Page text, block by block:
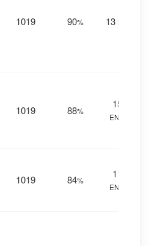
1019 90% 13
1019 88%
15
ENE
1019 84%
11
ENE